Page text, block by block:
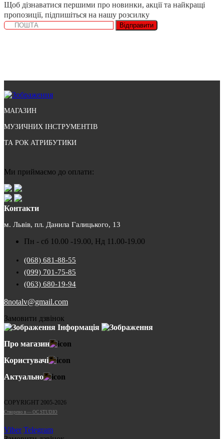
Щоб дізнаватися першими про новинки, акції та найкращі
пропозиції, підпишіться на нашу розсилку
Відправити
МАГАЗИН
МУЗИЧНИХ ІНСТРУМЕНТІВ
ТА РОК АТРИБУТИКИ
Ми приймаємо до оплати:
Контакти
м. Львів, пл. Данила Галицького, 13
Пн - сб 10.00 -19.00, Нд 11.00-19.00
(068) 681-88-55
(099) 701-75-85
(063) 680-19-94
8notalv@gmail.com
Замовити дзвінок
Інформація
Про магазин
Користувачі
Актуально
COPYRIGHT 2005-2026
Cтворено в — OC STUDIO
Viber Telegram